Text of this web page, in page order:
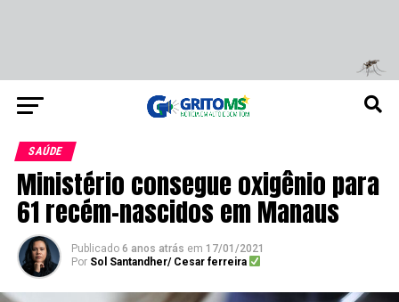
SAÚDE
Ministério consegue oxigênio para
61 recém-nascidos em Manaus
Publicado 6 anos atrás em 17/01/2021
Por Sol Santandher/ Cesar ferreira